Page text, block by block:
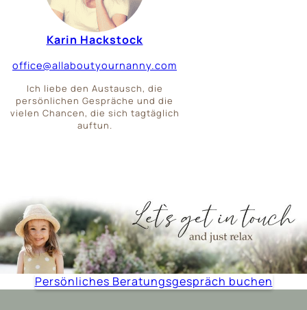
Karin Hackstock
office@allaboutyournanny.com
Ich liebe den Austausch, die
persönlichen Gespräche und die
vielen Chancen, die sich tagtäglich
auftun.
Persönliches Beratungsgespräch buchen